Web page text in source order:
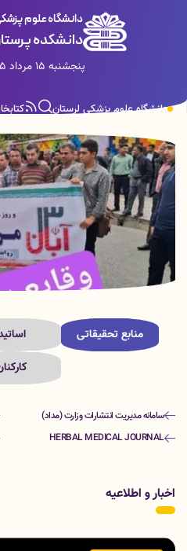
دانشگاه علوم
دانشکده
پنجشنبه 15 مرداد 1405
دانشگاه علوم پزشکی لرستان
منابع تحقیقاتی
سامانه مدیریت انتشارات وزارت (مداد)
HERBAL MEDICAL JOURNAL
اخبار و اطلاعیه